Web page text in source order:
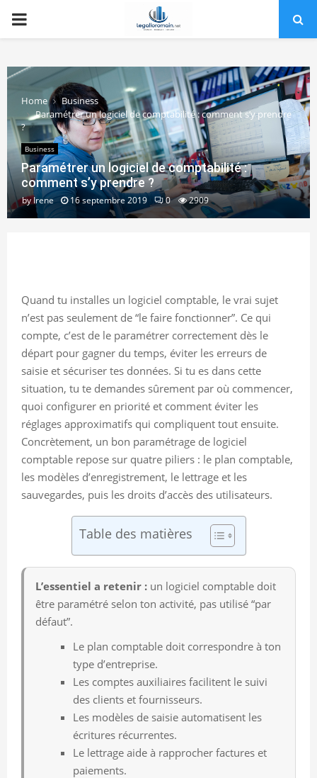
PRIMARY
Home
Business
Paramétrer un logiciel de comptabilité : comment s’y prendre
?
Business
Paramétrer un logiciel de comptabilité :
comment s’y prendre ?
byIrene 16 septembre 2019 0 2909
Quand tu installes un logiciel comptable, le vrai sujet
n’est pas seulement de “le faire fonctionner”. Ce qui
compte, c’est de le paramétrer correctement dès le
départ pour gagner du temps, éviter les erreurs de
saisie et sécuriser tes données. Si tu es dans cette
situation, tu te demandes sûrement par où commencer,
quoi configurer en priorité et comment éviter les
réglages approximatifs qui compliquent tout ensuite.
Concrètement, un bon paramétrage de logiciel
comptable repose sur quatre piliers : le plan comptable,
les modèles d’enregistrement, le lettrage et les
sauvegardes, puis les droits d’accès des utilisateurs.
Table des matières
L’essentiel a retenir : un logiciel comptable doit
être paramétré selon ton activité, pas utilisé “par
défaut”.
Le plan comptable doit correspondre à ton
type d’entreprise.
Les comptes auxiliaires facilitent le suivi
des clients et fournisseurs.
Les modèles de saisie automatisent les
écritures récurrentes.
Le lettrage aide à rapprocher factures et
paiements.